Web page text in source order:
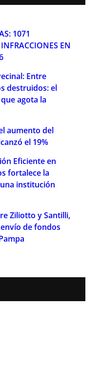
1071
EN
Entre
destruidos: el
agota la
aumento del
el 19%
Eficiente en
fortalece la
institución
Ziliotto y Santilli,
de fondos